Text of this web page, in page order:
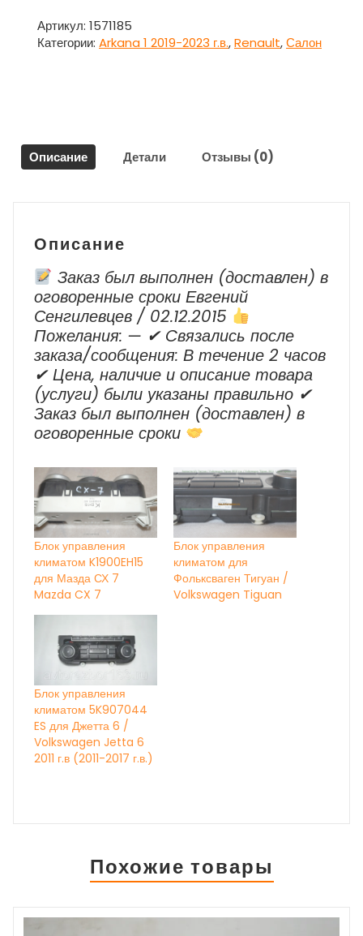
внутренняя
торпедо
Рено
Аркана
2019-
г.в.
Артикул: 1571185
Категории: Arkana 1 2019-2023 г.в.,Renault,Салон
Описание Детали Отзывы (0)
Описание
Заказ был выполнен (доставлен) в
оговоренные сроки Евгений
Сенгилевцев / 02.12.2015
Пожелания: — ✔ Cвязались после
заказа/сообщения: В течение 2 часов
✔ Цена, наличие и описание товара
(услуги) были указаны правильно ✔
Заказ был выполнен (доставлен) в
оговоренные сроки
Блок управления
климатом K1900EH15
для Мазда СХ 7
Mazda CX 7
Блок управления
климатом для
Фольксваген Тигуан /
Volkswagen Tiguan
Блок управления
климатом 5K907044
ES для Джетта 6 /
Volkswagen Jetta 6
2011 г.в (2011-2017 г.в.)
Похожие товары